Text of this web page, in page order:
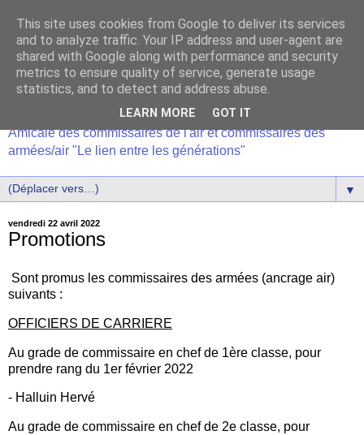
Amicale des commissaires de l'air et commissaires des
armées/air "Le lien entre les générations"
▼
vendredi 22 avril 2022
Promotions
Sont promus les commissaires des armées (ancrage air)
suivants :
OFFICIERS DE CARRIERE
Au grade de commissaire en chef de 1ère classe, pour
prendre rang du 1er février 2022
- Halluin Hervé
Au grade de commissaire en chef de 2e classe, pour
This site uses cookies from Google to deliver its services
and to analyze traffic. Your IP address and user-agent are
shared with Google along with performance and security
metrics to ensure quality of service, generate usage
statistics, and to detect and address abuse.
LEARN MORE GOT IT